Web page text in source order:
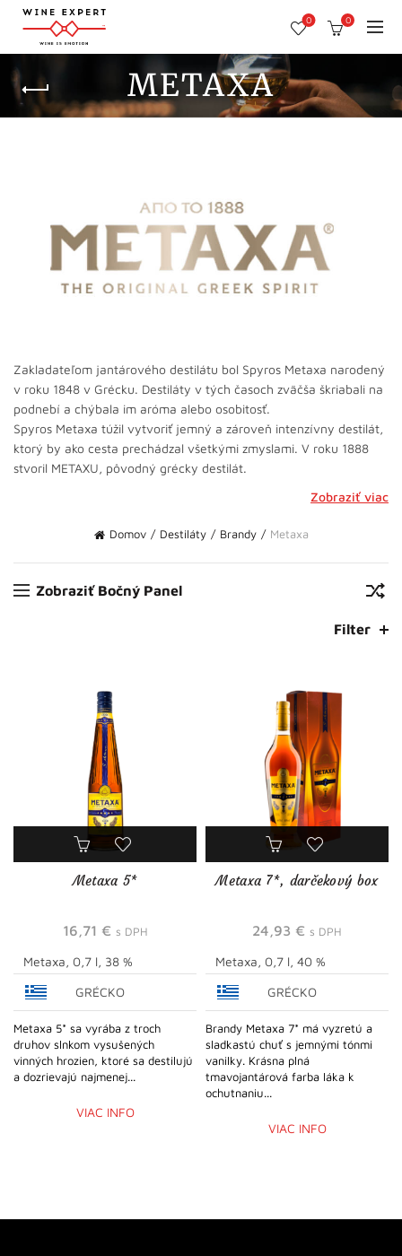
0 0
METAXA
Zakladateľom jantárového destilátu bol Spyros Metaxa narodený
v roku 1848 v Grécku. Destiláty v tých časoch zväčša škriabali na
podnebí a chýbala im aróma alebo osobitosť.
Spyros Metaxa túžil vytvoriť jemný a zároveň intenzívny destilát,
ktorý by ako cesta prechádzal všetkými zmyslami. V roku 1888
stvoril METAXU, pôvodný grécky destilát.
Zobraziť viac
Domov Destiláty Brandy Metaxa
Zobraziť Bočný Panel
Filter
Metaxa 5*
16,71 € s DPH
Metaxa, 0,7 l, 38 %
GRÉCKO
Metaxa 5* sa vyrába z troch
druhov slnkom vysušených
vinných hrozien, ktoré sa destilujú
a dozrievajú najmenej...
VIAC INFO
Metaxa 7*, darčekový box
24,93 € s DPH
Metaxa, 0,7 l, 40 %
GRÉCKO
Brandy Metaxa 7* má vyzretú a
sladkastú chuť s jemnými tónmi
vanilky. Krásna plná
tmavojantárová farba láka k
ochutnaniu...
VIAC INFO